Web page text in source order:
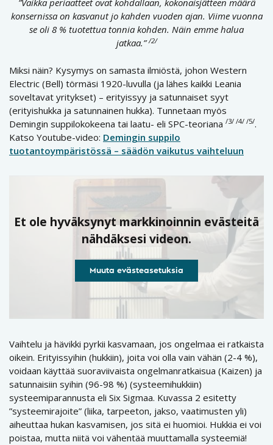
”Vaikka periaatteet ovat kohdallaan, kokonaisjätteen määrä
konsernissa on kasvanut jo kahden vuoden ajan. Viime vuonna
se oli 8 % tuotettua tonnia kohden. Näin emme halua
jatkaa.”/2/
Miksi näin? Kysymys on samasta ilmiöstä, johon Western
Electric (Bell) törmäsi 1920-luvulla (ja lähes kaikki Leania
soveltavat yritykset) – erityissyy ja satunnaiset syyt
(erityishukka ja satunnainen hukka). Tunnetaan myös
Demingin suppilokokeena tai laatu- eli SPC-teoriana /3/ /4/ /5/.
Katso Youtube-video: Demingin suppilo
tuotantoympäristössä – säädön vaikutus vaihteluun
Et ole hyväksynyt markkinoinnin evästeitä
nähdäksesi videon.
Muuta evästeasetuksia
Vaihtelu ja hävikki pyrkii kasvamaan, jos ongelmaa ei ratkaista
oikein. Erityissyihin (hukkiin), joita voi olla vain vähän (2-4 %),
voidaan käyttää suoraviivaista ongelmanratkaisua (Kaizen) ja
satunnaisiin syihin (96-98 %) (systeemihukkiin)
systeemiparannusta eli Six Sigmaa. Kuvassa 2 esitetty
”systeemirajoite” (liika, tarpeeton, jakso, vaatimusten yli)
aiheuttaa hukan kasvamisen, jos sitä ei huomioi. Hukkia ei voi
poistaa, mutta niitä voi vähentää muuttamalla systeemiä!